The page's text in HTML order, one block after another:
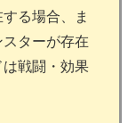
る場合、ま
ターが存在
戦闘・効果